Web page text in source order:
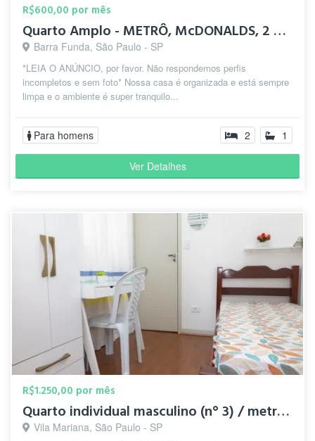
R$600,00 por mês
Quarto Amplo - METRÔ, McDONALDS, 2 SMARTFIT, 2 SHOPPINGs
Barra Funda, São Paulo - SP
*LEIA O ANÚNCIO, por favor. Não respondemos perfis
incompletos e sem foto* Nossa casa é organizada e está sempre
limpa e o ambiente é super tranquilo...
Para homens 2 1
Ver Detalhes
R$1.250,00 por mês
Quarto individual masculino (n° 3) / metrô Santa Cruz
Vila Mariana, São Paulo - SP